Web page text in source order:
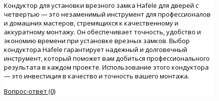
Кондуктор для установки врезного замка Hafele для дверей с
четвертью — это незаменимый инструмент для профессионалов
и домашних мастеров, стремящихся к качественному и
аккуратному монтажу. Он обеспечивает точность, удобство и
экономию времени при установке врезных замков. Выбор
кондуктора Hafele гарантирует надежный и долговечный
инструмент, который поможет вам добиться профессионального
результата в каждом проекте. Использование этого кондуктора
— это инвестиция в качество и точность вашего монтажа.
Вопрос-ответ (0)